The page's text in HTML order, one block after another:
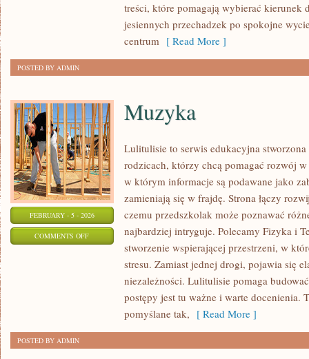
treści, które pomagają wybierać kierunek
jesiennych przechadzek po spokojne
centrum [ Read More ]
POSTED BY ADMIN
FEBRUARY - 5 - 2026
COMMENTS OFFON
Muzyka
Lulitulisie to serwis edukacyjna
rodzicach, którzy chcą pomagać rozwój
w którym informacje są podawane jako
zamieniają się w frajdę. Strona łączy
czemu przedszkolak może poznawać
najbardziej intryguje. Polecamy Fizyka i
stworzenie wspierającej przestrzeni, w
stresu. Zamiast jednej drogi, pojawia się
niezależności. Lulitulisie pomaga
postępy jest tu ważne i warte docenienia.
pomyślane tak, [ Read More ]
POSTED BY ADMIN